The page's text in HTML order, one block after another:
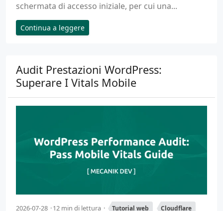
schermata di accesso iniziale, per cui una...
Continua a leggere
Audit Prestazioni WordPress:
Superare I Vitals Mobile
2026-07-28 12 min di lettura Tutorial web Cloudflare